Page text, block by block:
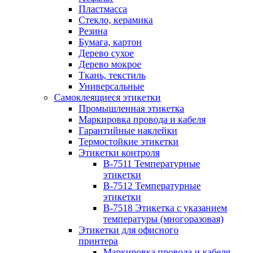
Пластмасса
Стекло, керамика
Резина
Бумага, картон
Дерево сухое
Дерево мокрое
Ткань, текстиль
Универсальные
Самоклеящиеся этикетки
Промышленная этикетка
Маркировка провода и кабеля
Гарантийные наклейки
Термостойкие этикетки
Этикетки контроля
B-7511 Температурные
этикетки
B-7512 Температурные
этикетки
B-7518 Этикетка с указанием
температуры (многоразовая)
Этикетки для офисного
принтера